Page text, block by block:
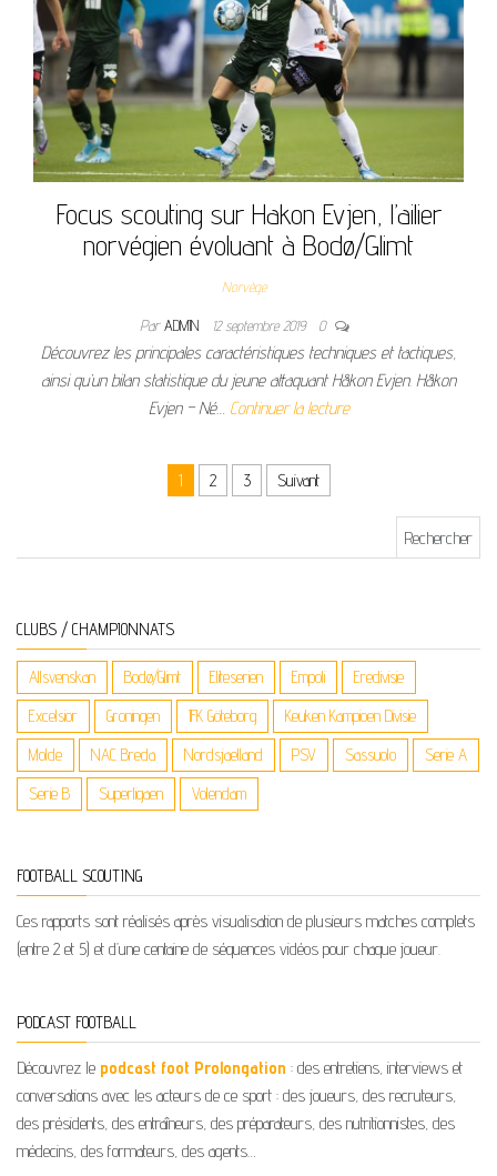
Focus scouting sur Hakon Evjen, l’ailier
norvégien évoluant à Bodø/Glimt
Norvège
ParADMIN 12 septembre 2019 0
Découvrez les principales caractéristiques techniques et tactiques,
ainsi qu’un bilan statistique du jeune attaquant Håkon Evjen. Håkon
Evjen – Né… Continuer la lecture
Navigation des articles
1 2 3 Suivant
CLUBS / CHAMPIONNATS
Allsvenskan Bodø/Glimt Eliteserien Empoli Eredivisie
Excelsior Groningen IFK Göteborg Keuken Kampioen Divisie
Molde NAC Breda Nordsjaelland PSV Sassuolo Serie A
Serie B Superligaen Volendam
FOOTBALL SCOUTING
Ces rapports sont réalisés après visualisation de plusieurs matches complets
(entre 2 et 5) et d’une centaine de séquences vidéos pour chaque joueur.
PODCAST FOOTBALL
Découvrez le podcast foot Prolongation : des entretiens, interviews et
conversations avec les acteurs de ce sport : des joueurs, des recruteurs,
des présidents, des entraîneurs, des préparateurs, des nutritionnistes, des
médecins, des formateurs, des agents…